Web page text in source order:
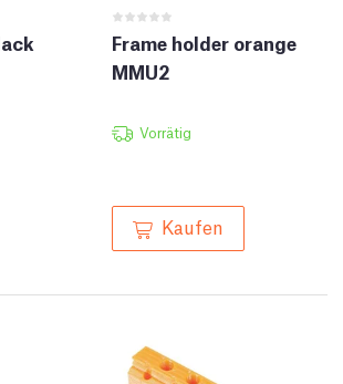
Frame holder orange
MMU2
Vorrätig
Kaufen